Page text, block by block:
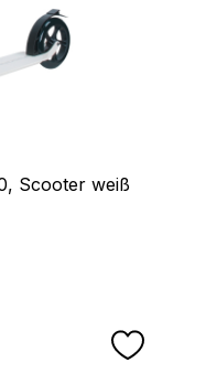
Scooter weiß